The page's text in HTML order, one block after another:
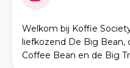
Welkom bij Koffie
liefkozend De Big Bean,
Coffee Bean en de Big